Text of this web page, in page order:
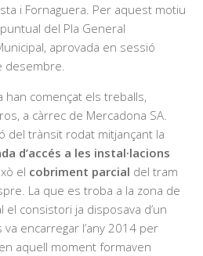
i Fornaguera. Per aquest motiu
puntual del Pla General
aprovada en sessió
desembre.
han començat els treballs,
a càrrec de Mercadona SA.
del trànsit rodat mitjançant la
d’accés a les instal·lacions
el cobriment parcial del tram
La que es troba a la zona de
consistori ja disposava d’un
encarregar l’any 2014 per
aquell moment formaven